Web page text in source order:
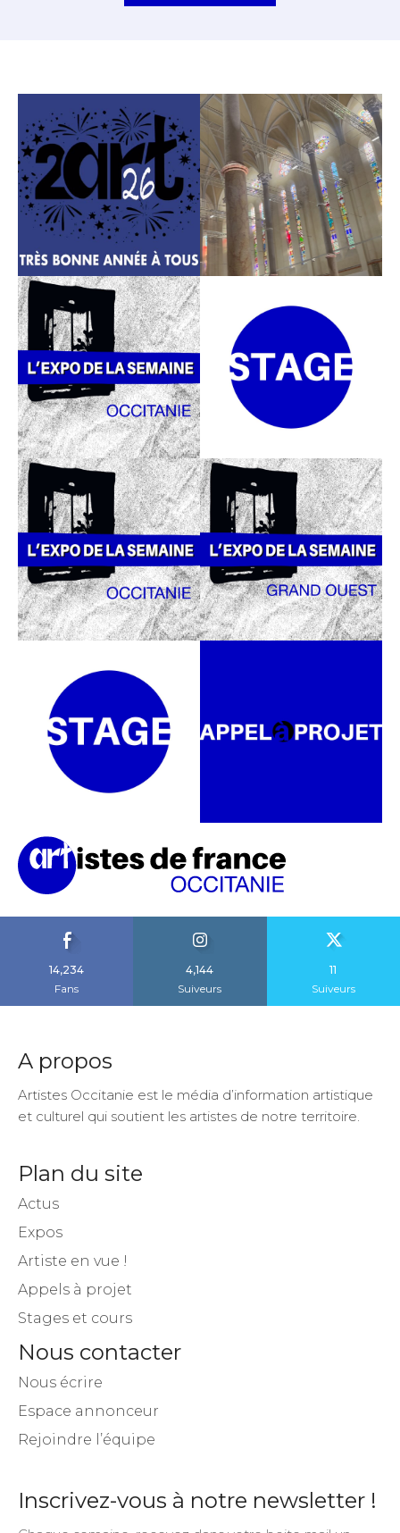
14,234
Fans
4,144
Suiveurs
11
Suiveurs
A propos
Artistes Occitanie est le média d’information artistique
et culturel qui soutient les artistes de notre territoire.
Plan du site
Actus
Expos
Artiste en vue !
Appels à projet
Stages et cours
Nous contacter
Nous écrire
Espace annonceur
Rejoindre l’équipe
Inscrivez-vous à notre newsletter !